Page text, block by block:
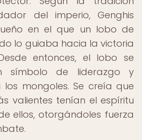
del imperio, Genghis
en el que un lobo de
lo guiaba hacia la victoria
entonces, el lobo se
símbolo de liderazgo y
mongoles. Se creía que
valientes tenían el espíritu
ellos, otorgándoles fuerza